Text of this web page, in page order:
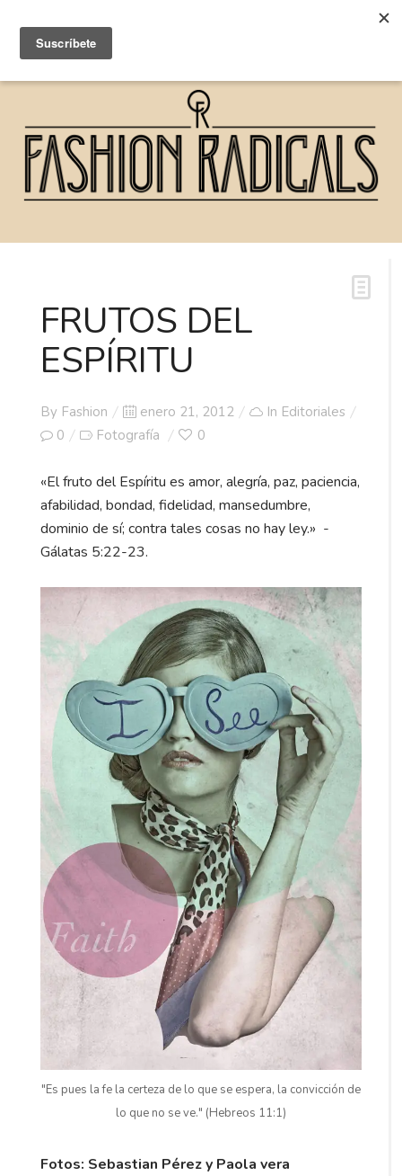
FRUTOS DEL
ESPÍRITU
By Fashion
Posted
on
enero 21, 2012 In Editoriales
0
Fotografía 0
«El fruto del Espíritu es amor, alegría, paz, paciencia,
afabilidad, bondad, fidelidad, mansedumbre,
dominio de sí; contra tales cosas no hay ley.» -
Gálatas 5:22-23.
"Es pues la fe la certeza de lo que se espera, la convicción de
lo que no se ve." (Hebreos 11:1)
Fotos: Sebastian Pérez y Paola vera